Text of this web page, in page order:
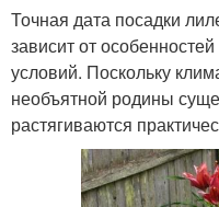
Точная дата посадки
зависит от
условий. Поскольку
необъятной родины
растягиваются